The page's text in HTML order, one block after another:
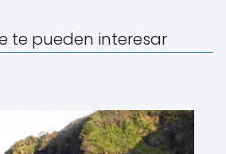
te pueden interesar